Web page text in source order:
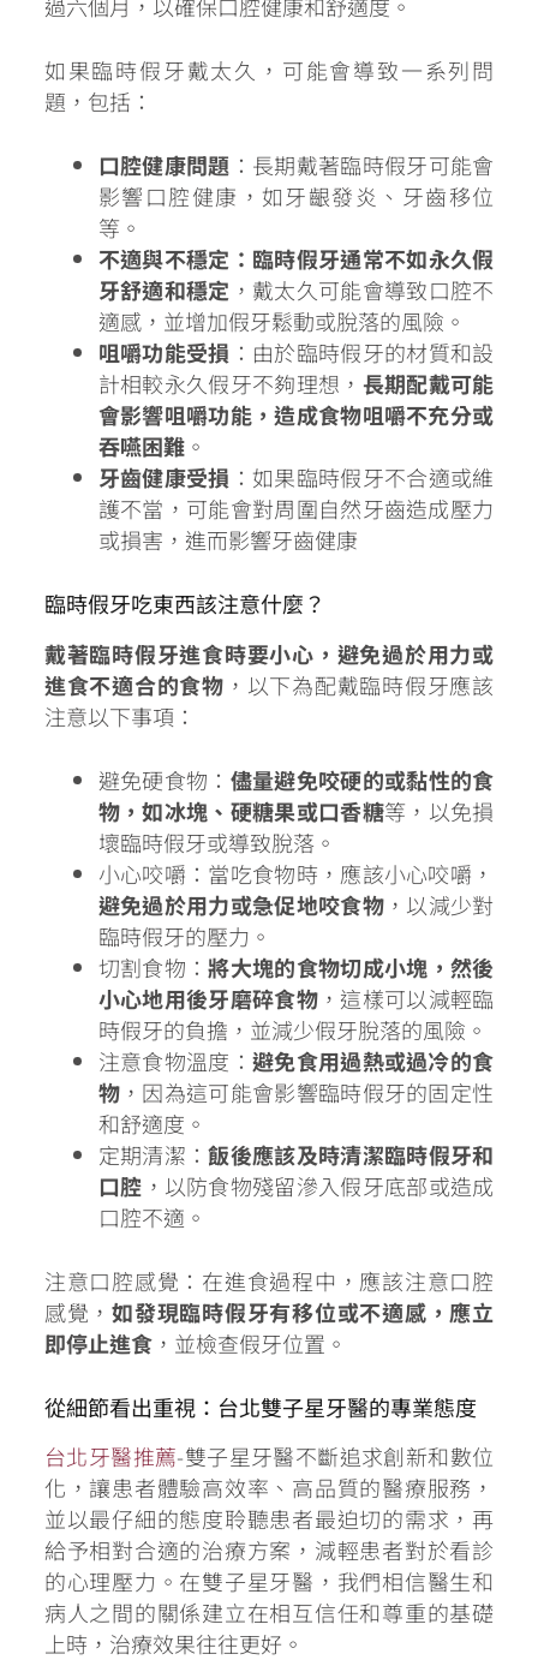
過六個月，以確保口腔健康和舒適度。
如果臨時假牙戴太久，可能會導致一系列問
題，包括：
口腔健康問題 ：長期戴著臨時假牙可能會
影響口腔健康，如牙齦發炎、牙齒移位
等。
不適與不穩定 ：臨時假牙通常不如永久假
牙舒適和穩定 ，戴太久可能會導致口腔不
適感，並增加假牙鬆動或脫落的風險。
咀嚼功能受損 ：由於臨時假牙的材質和設
計相較永久假牙不夠理想， 長期配戴可能
會影響咀嚼功能，造成食物咀嚼不充分或
吞嚥困難。
牙齒健康受損 ：如果臨時假牙不合適或維
護不當，可能會對周圍自然牙齒造成壓力
或損害，進而影響牙齒健康
臨時假牙吃東西該注意什麼？
戴著臨時假牙進食時要小心，避免過於用力或
進食不適合的食物 ，以下為配戴臨時假牙應該
注意以下事項：
避免硬食物： 儘量避免咬硬的或黏性的食
物，如冰塊、硬糖果或口香糖等，以免損
壞臨時假牙或導致脫落。
小心咬嚼：當吃食物時，應該小心咬嚼，
避免過於用力或急促地咬食物，以減少對
臨時假牙的壓力。
切割食物：將大塊的食物切成小塊，然後
小心地用後牙磨碎食物，這樣可以減輕臨
時假牙的負擔，並減少假牙脫落的風險。
注意食物溫度：避免食用過熱或過冷的食
物 ，因為這可能會影響臨時假牙的固定性
和舒適度。
定期清潔：飯後應該及時清潔臨時假牙和
口腔 ，以防食物殘留滲入假牙底部或造成
口腔不適。
注意口腔感覺：在進食過程中，應該注意口腔
感覺，如發現臨時假牙有移位或不適感，應立
即停止進食，並檢查假牙位置。
從細節看出重視：台北雙子星牙醫的專業態度
台北牙醫推薦-雙子星牙醫不斷追求創新和數位
化，讓患者體驗高效率、高品質的醫療服務，
並以最仔細的態度聆聽患者最迫切的需求，再
給予相對合適的治療方案，減輕患者對於看診
的心理壓力。在雙子星牙醫，我們相信醫生和
病人之間的關係建立在相互信任和尊重的基礎
上時，治療效果往往更好。